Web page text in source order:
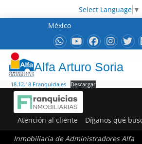
Select Language ▼
México
Alfa Arturo Soria
18.12.18 Franquicia.es Descargar
Atención al cliente Díganos qué
Inmobiliaria de Administradores Alfa